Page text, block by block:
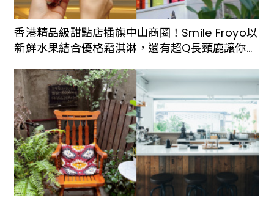
香港精品級甜點店插旗中山商圈！Smile Froyo以
新鮮水果結合優格霜淇淋，還有超Q長頸鹿讓你跟
姊妹拍美照